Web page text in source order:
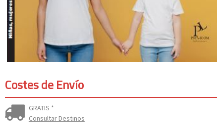
Costes de Envío
GRATIS *
Consultar Destinos